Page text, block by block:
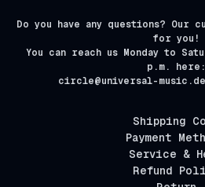
Do you have any questions? Our
for you!
You can reach us Monday to
p.m. here:
circle@universal-music.de
Shipping
Payment
Service &
Refund